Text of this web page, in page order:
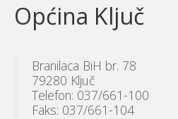
Općina Ključ
Branilaca BiH br. 78
79280 Ključ
Telefon: 037/661-100
Faks: 037/661-104